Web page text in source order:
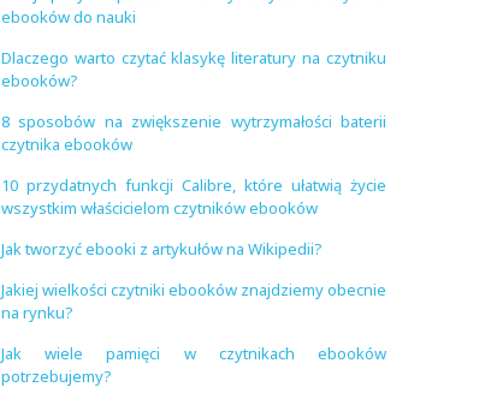
ebooków do nauki
Dlaczego warto czytać klasykę literatury na czytniku
ebooków?
8 sposobów na zwiększenie wytrzymałości baterii
czytnika ebooków
10 przydatnych funkcji Calibre, które ułatwią życie
wszystkim właścicielom czytników ebooków
Jak tworzyć ebooki z artykułów na Wikipedii?
Jakiej wielkości czytniki ebooków znajdziemy obecnie
na rynku?
Jak wiele pamięci w czytnikach ebooków
potrzebujemy?